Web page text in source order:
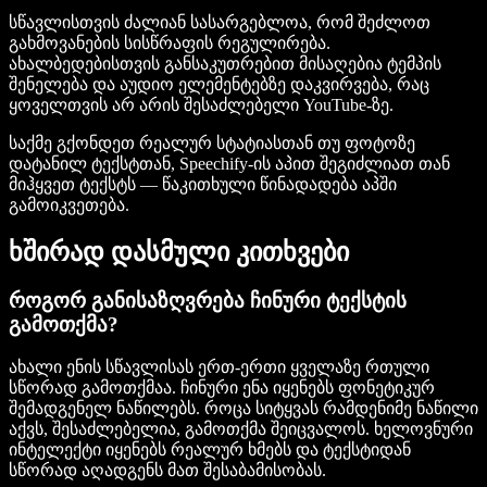
სწავლისთვის ძალიან სასარგებლოა, რომ შეძლოთ
გახმოვანების სისწრაფის რეგულირება.
ახალბედებისთვის განსაკუთრებით მისაღებია ტემპის
შენელება და აუდიო ელემენტებზე დაკვირვება, რაც
ყოველთვის არ არის შესაძლებელი YouTube-ზე.
საქმე გქონდეთ რეალურ სტატიასთან თუ ფოტოზე
დატანილ ტექსტთან, Speechify-ის აპით შეგიძლიათ თან
მიჰყვეთ ტექსტს — წაკითხული წინადადება აპში
გამოიკვეთება.
ხშირად დასმული კითხვები
როგორ განისაზღვრება ჩინური ტექსტის
გამოთქმა?
ახალი ენის სწავლისას ერთ-ერთი ყველაზე რთული
სწორად გამოთქმაა. ჩინური ენა იყენებს ფონეტიკურ
შემადგენელ ნაწილებს. როცა სიტყვას რამდენიმე ნაწილი
აქვს, შესაძლებელია, გამოთქმა შეიცვალოს. ხელოვნური
ინტელექტი იყენებს რეალურ ხმებს და ტექსტიდან
სწორად აღადგენს მათ შესაბამისობას.